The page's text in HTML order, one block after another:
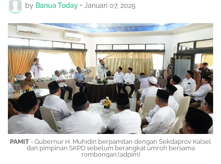
by Banua Today • Januari 07, 2025
PAMIT - Gubernur H. Muhidin berpamitan dengan Sekdaprov Kalsel
dan pimpinan SKPD sebelum berangkat umroh bersama
rombongan.(adpim)